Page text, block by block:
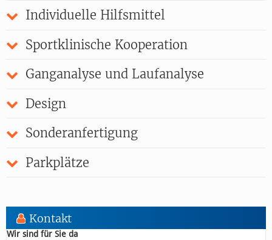
Individuelle Hilfsmittel
Sportklinische Kooperation
Ganganalyse und Laufanalyse
Design
Sonderanfertigung
Parkplätze
Kontakt
Wir sind für Sie da